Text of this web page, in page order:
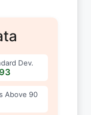
Dev.
Above 90